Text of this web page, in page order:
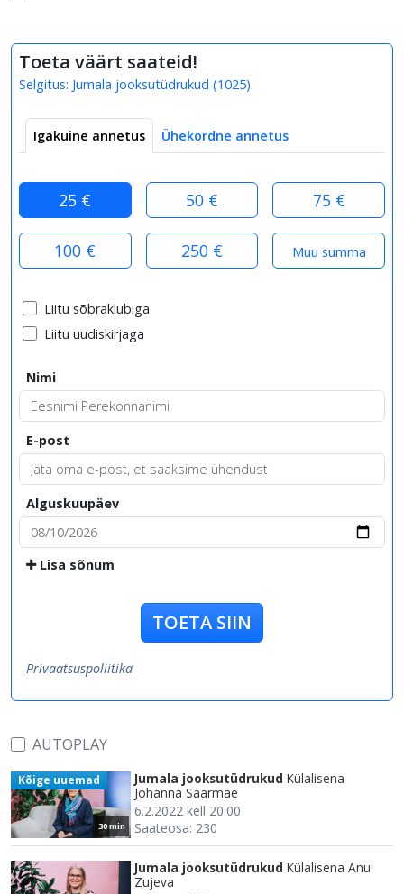
Toeta väärt saateid!
Selgitus: Jumala jooksutüdrukud (1025)
Igakuine annetus Ühekordne annetus
25 € 50 € 75 €
100 € 250 €
Liitu sõbraklubiga
Liitu uudiskirjaga
Nimi
E-post
Alguskuupäev
Lisa sõnum
TOETA SIIN
Privaatsuspoliitika
AUTOPLAY
30 min
Kõige uuemad Jumala jooksutüdrukud Külalisena
Johanna Saarmäe
6.2.2022 kell 20.00
Saateosa: 230
Jumala jooksutüdrukud Külalisena Anu
Zujeva